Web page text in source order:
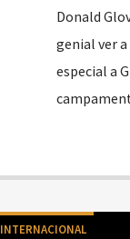
Donald
genial ver
especial a
INTERNACIONAL